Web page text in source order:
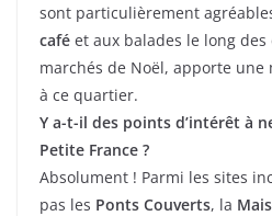
sont particulièrement
café et aux balades le long des
marchés de Noël, apporte
à ce quartier.
Y a-t-il des points d’intérêt à
Petite France ?
Absolument ! Parmi les sites
pas les Ponts Couverts, la